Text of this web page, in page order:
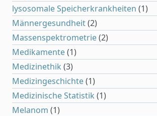
lysosomale Speicherkrankheiten (1)
Männergesundheit(2)
Massenspektrometrie(2)
Medikamente(1)
Medizinethik (3)
Medizingeschichte(1)
Medizinische Statistik (1)
Melanom (1)